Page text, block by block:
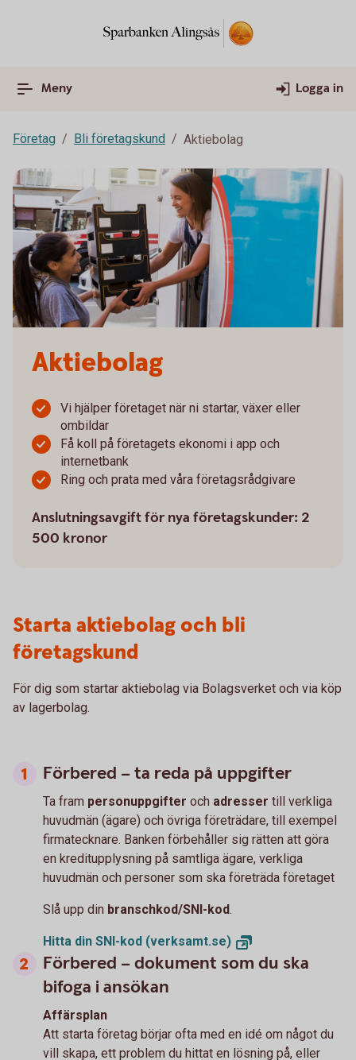
Meny Logga in
Företag Bli företagskund Aktiebolag
Aktiebolag
Vi hjälper företaget när ni startar, växer eller
ombildar
Få koll på företagets ekonomi i app och
internetbank
Ring och prata med våra företagsrådgivare
Anslutningsavgift för nya företagskunder: 2
500 kronor
Starta aktiebolag och bli
företagskund
För dig som startar aktiebolag via Bolagsverket och via köp
av lagerbolag.
Förbered – ta reda på uppgifter
Ta fram personuppgifter och adresser till verkliga
huvudmän (ägare) och övriga företrädare, till exempel
firmatecknare. Banken förbehåller sig rätten att göra
en kreditupplysning på samtliga ägare, verkliga
huvudmän och personer som ska företräda företaget
Slå upp din branschkod/SNI-kod.
Hitta din SNI-kod (verksamt.se)
Förbered – dokument som du ska
bifoga i ansökan
Affärsplan
Att starta företag börjar ofta med en idé om något du
vill skapa, ett problem du hittat en lösning på, eller